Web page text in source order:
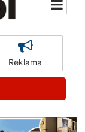
Reklama